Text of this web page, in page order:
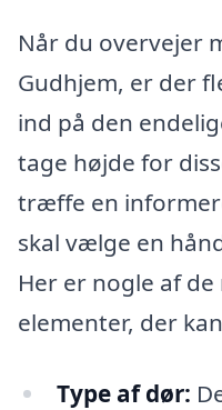
Når du overvejer
Gudhjem, er der
ind på den
tage højde for
træffe en
skal vælge en
Her er nogle af
elementer, der
Type af dør: